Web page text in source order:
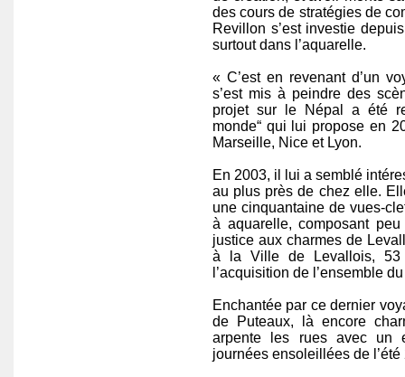
des cours de stratégies de
Revillon s’est investie
surtout dans l’aquarelle.
« C’est en revenant d’un
s’est mis à peindre des
projet sur le Népal a été
monde“ qui lui propose en
Marseille, Nice et Lyon.
En 2003, il lui a semblé
au plus près de chez elle.
une cinquantaine de vues-
à aquarelle, composant
justice aux charmes de
à la Ville de Levallois, 53
l’acquisition de l’ensemble
Enchantée par ce dernier
de Puteaux, là encore
arpente les rues avec un
journées ensoleillées de l’été